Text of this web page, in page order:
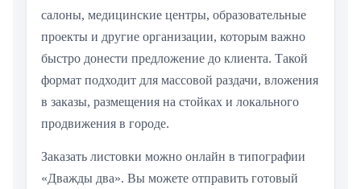
салоны, медицинские центры, образовательные
проекты и другие организации, которым важно
быстро донести предложение до клиента. Такой
формат подходит для массовой раздачи, вложения
в заказы, размещения на стойках и локального
продвижения в городе.
Заказать листовки можно онлайн в типографии
«Дважды два». Вы можете отправить готовый